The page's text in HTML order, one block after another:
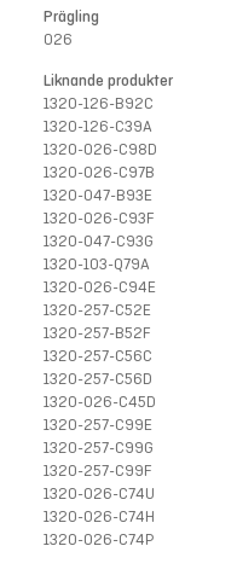
Prägling
026
Liknande produkter
1320-126-B92C
1320-126-C39A
1320-026-C98D
1320-026-C97B
1320-047-B93E
1320-026-C93F
1320-047-C93G
1320-103-Q79A
1320-026-C94E
1320-257-C52E
1320-257-B52F
1320-257-C56C
1320-257-C56D
1320-026-C45D
1320-257-C99E
1320-257-C99G
1320-257-C99F
1320-026-C74U
1320-026-C74H
1320-026-C74P